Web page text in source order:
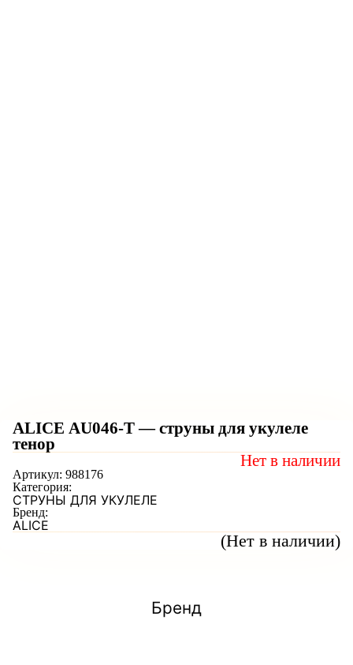
ALICE AU046-T — струны для укулеле
тенор
(Нет в наличии)
Нет в наличии
Артикул: 988176
Категория:
СТРУНЫ ДЛЯ УКУЛЕЛЕ
Бренд:
ALICE
Бренд